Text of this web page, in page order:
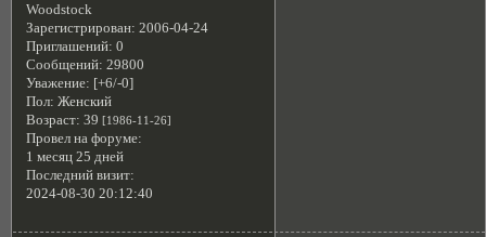
Woodstock
Зарегистрирован: 2006-04-24
Приглашений: 0
Сообщений: 29800
Уважение: [+6/-0]
Пол: Женский
Возраст: 39 [1986-11-26]
Провел на форуме:
1 месяц 25 дней
Последний визит:
2024-08-30 20:12:40